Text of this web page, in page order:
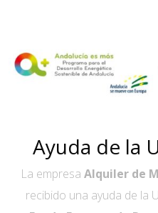
Ayuda de la
La empresa Alquiler de
recibido una ayuda de la